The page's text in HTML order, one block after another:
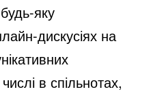
яку
дискусіях на
в спільнотах,